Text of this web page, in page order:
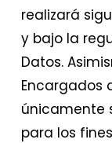
realizará
y bajo la
Datos.
Encargados
únicamente
para los